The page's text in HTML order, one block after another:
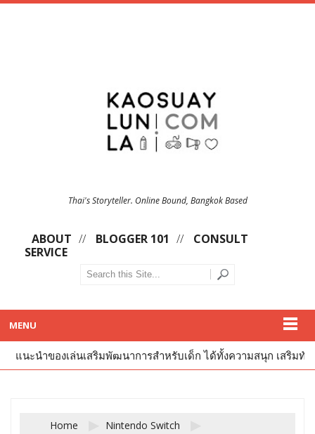
Thai's Storyteller. Online Bound, Bangkok Based
ABOUT BLOGGER 101
CONSULT
SERVICE
MENU
แนะนำของเล่นเสริมพัฒนาการสำหรับเด็ก ได้ทั้งความสนุก เสริมทัก
Home
Nintendo Switch